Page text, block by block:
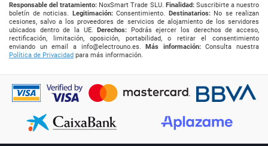
Responsable del tratamiento: NoxSmart Trade SLU. Finalidad:Suscribirte a nuestro
boletín de noticias. Legitimación:Consentimiento. Destinatarios:No se realizan
cesiones, salvo a los proveedores de servicios de alojamiento de los servidores
ubicados dentro de la UE.Derechos: Podrás ejercer los derechos de acceso,
rectificación, limitación, oposición, portabilidad, o retirar el consentimiento
enviando un email a info@electrouno.es.Más información:Consulta nuestra
Política de Privacidad para más información.